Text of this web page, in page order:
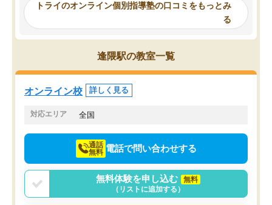
ったんですが、学生の先生から学ぶこ
み、徐々に成績が上がったらいいなと
思っていました。何が今足りないのか
を的確に指導いただき、子どももびっ
くりするほど楽しんでやる気を持って
塾を受けています。狙い通り、少しず
つ成績も上がり、苦手意識も無くなっ
てきたので、さらに苦手な数学も追加
でお願いしました。来年の高校受験に
らないところをピンポイ
頂いて、とてもわかり
していました。一生を
スト、多少お金がかかっ
トライのオンライン個別指導塾の口コミをもっとみ
る
逢隈駅の教室一覧
オンライン校 詳しく見る
対応エリア 全国
通話
無料 電話で問い合わせする
無料体験を申し込む
無料
（リストに追加する）